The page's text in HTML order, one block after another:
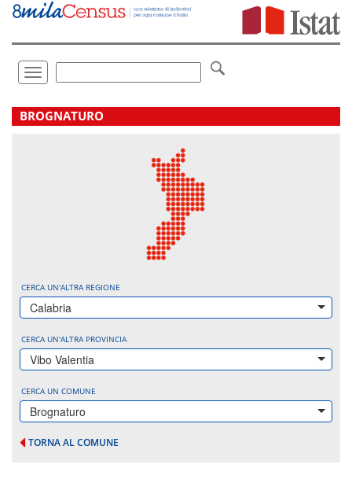
Vai
direttamente
Toggle
navigation
.
BROGNATURO
CERCA UN'ALTRA REGIONE
Calabria
CERCA UN'ALTRA PROVINCIA
Vibo Valentia
CERCA UN COMUNE
Brognaturo
TORNA AL COMUNE